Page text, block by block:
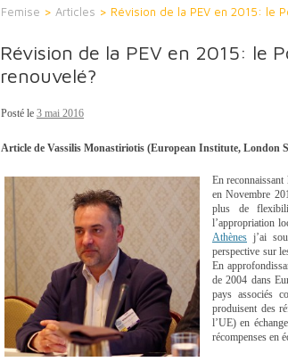
Femise > Articles > Révision de la PEV en 2015: le
Révision de la PEV en 2015: le
renouvelé?
Posté le 3 mai 2016
Article de Vassilis Monastiriotis (European Institute, London
En
en Novembre
plus de
l’appropriation
Athènes j’ai
perspective sur
En
de 2004 dans
pays associés
produisent des
l’UE) en
récompenses en